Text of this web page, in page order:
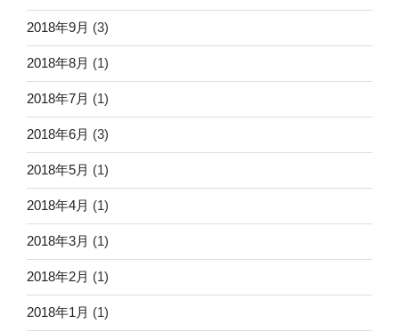
2018年9月 (3)
2018年8月 (1)
2018年7月 (1)
2018年6月 (3)
2018年5月 (1)
2018年4月 (1)
2018年3月 (1)
2018年2月 (1)
2018年1月 (1)